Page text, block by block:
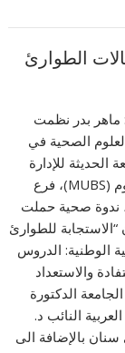
بدر ‏نظمت
الصحية في
الحديثة للإدارة
والعلوم (MUBS)، فرع
ندوة صحية حملت
“الاستجابة للطوارئ
الوطنية: الدروس
والاستعداد
الدكتورة
النائب د.
سنان بالإضافة الى